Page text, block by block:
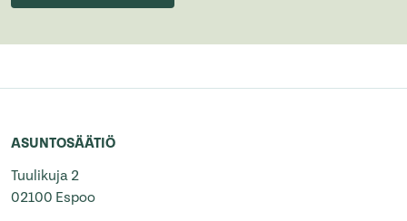
ASUNTOSÄÄTIÖ
Tuulikuja 2
02100 Espoo